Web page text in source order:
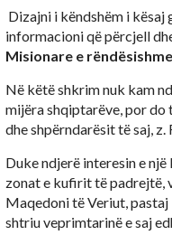
Dizajni i këndshëm i
informacioni që përcjell
Misionare e
Në këtë shkrim nuk kam
mijëra shqiptarëve, por
dhe shpërndarësit të saj, z.
Duke ndjerë interesin e
zonat e kufirit të padrejtë,
Maqedoni të Veriut,
shtriu veprimtarinë e saj